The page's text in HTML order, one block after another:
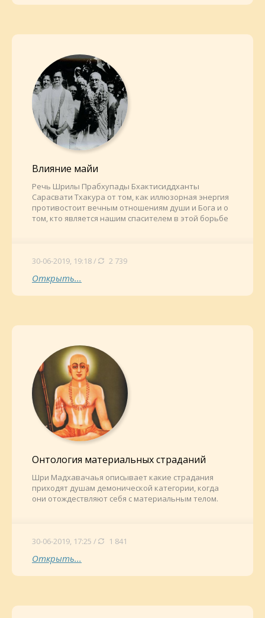
Влияние майи
Речь Шрилы Прабхупады Бхактисиддханты
Сарасвати Тхакура от том, как иллюзорная энергия
противостоит вечным отношениям души и Бога и о
том, кто является нашим спасителем в этой борьбе
30-06-2019, 19:18 / 2 739
Открыть...
Онтология материальных страданий
Шри Мадхавачаья описывает какие страдания
приходят душам демонической категории, когда
они отождествляют себя с материальным телом.
30-06-2019, 17:25 / 1 841
Открыть...